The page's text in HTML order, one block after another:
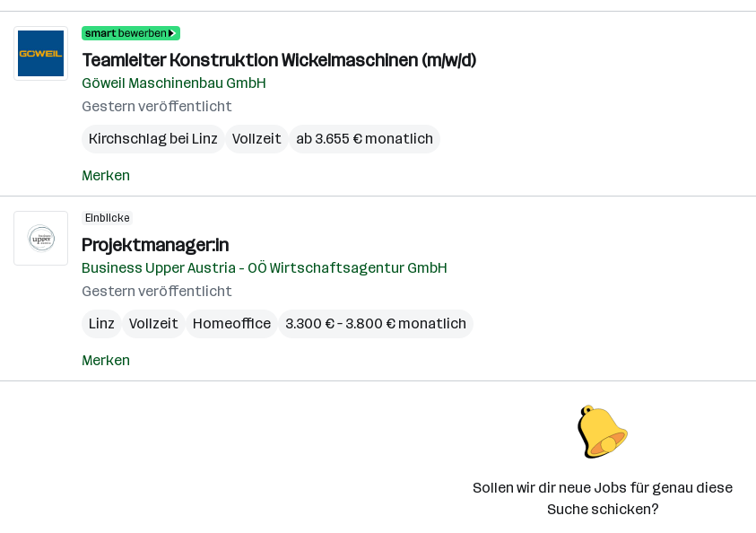
Teamleiter Konstruktion Wickelmaschinen (m/w/d)
Göweil Maschinenbau GmbH
Gestern veröffentlicht
Kirchschlag bei Linz
Vollzeit ab 3.655 € monatlich
Merken
Einblicke
Projektmanager:in
Business Upper Austria - OÖ Wirtschaftsagentur GmbH
Gestern veröffentlicht
Linz
Vollzeit Homeoffice 3.300 € – 3.800 € monatlich
Merken
Sollen wir dir neue Jobs für genau diese
Suche schicken?